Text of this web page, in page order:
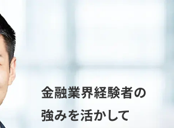
金融業界経験者の
強みを活かして